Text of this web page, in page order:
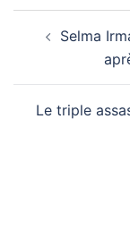
d’article
Selma
Le triple